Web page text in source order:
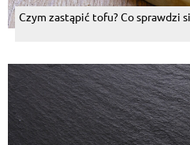
Czym zastąpić tofu? Co sprawdzi